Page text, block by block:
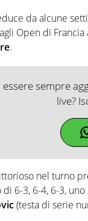
da alcune
Open di
.
essere sempre
live?
nel turno
di 6-3, 6-4, 6-3,
(testa di serie